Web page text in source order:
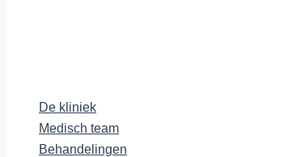
De kliniek
Medisch team
Behandelingen